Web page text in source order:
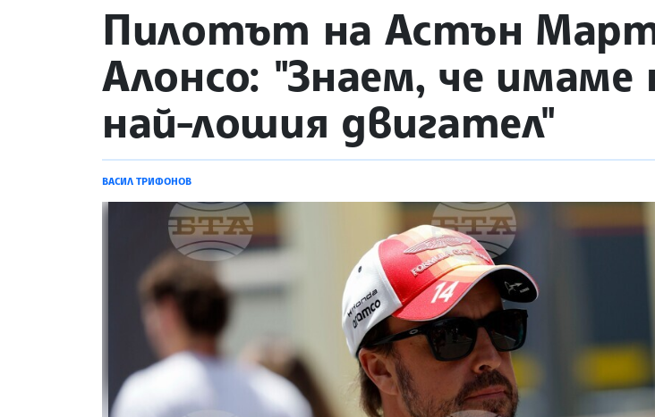
site.bta
Пилотът на Астън
Алонсо: "Знаем, че
най-лошия двигател"
ВАСИЛ ТРИФОНОВ